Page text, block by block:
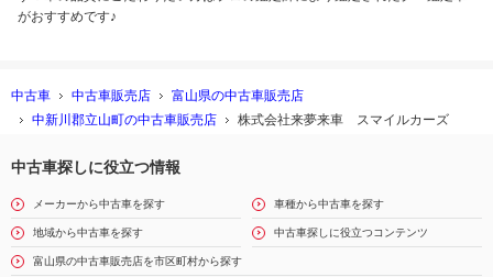
がおすすめです♪
中古車 中古車販売店
富山県の中古車販売店
中新川郡立山町の中古車販売店
株式会社来夢来車 スマイルカーズ
中古車探しに役立つ情報
メーカーから中古車を探す 車種から中古車を探す
地域から中古車を探す 中古車探しに役立つコンテンツ
富山県の中古車販売店を市区町村から探す